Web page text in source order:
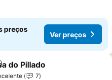
preços
Ver preços
aos favoritos
do Pillado
7